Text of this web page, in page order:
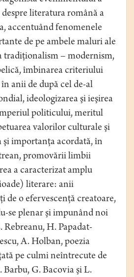
literatura română a
accentuând fenomenele
de pe ambele maluri ale
tradiţionalism – modernism,
îmbinarea criteriului
anii de după cel de-al
ideologizarea şi ieşirea
politicului, meritul
valorilor culturale şi
şi importanţa acordată, în
promovării limbii
a caracterizat amplu
literare: anii
de o efervescenţă creatoare,
se plenar şi impunând noi
H. Papadat-
A. Holban, poezia
pe culmi neîntrecute de
Barbu, G. Bacovia şi L.